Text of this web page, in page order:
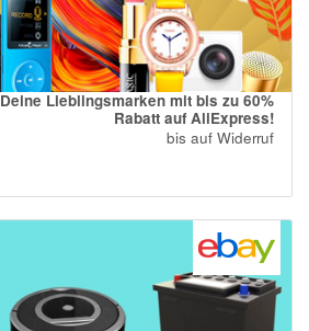
Deine Lieblingsmarken mit bis zu 60%
Rabatt auf AliExpress!
bis auf Widerruf